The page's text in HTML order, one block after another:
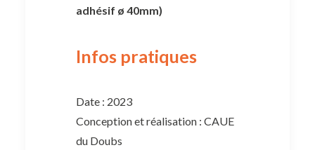
adhésif ø 40mm)
Infos pratiques
Date : 2023
Conception et réalisation : CAUE
du Doubs